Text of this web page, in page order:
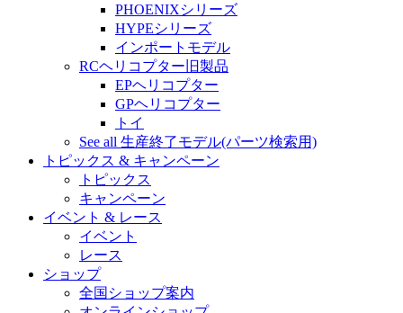
PHOENIXシリーズ
HYPEシリーズ
インポートモデル
RCヘリコプター旧製品
EPヘリコプター
GPヘリコプター
トイ
See all 生産終了モデル(パーツ検索用)
トピックス & キャンペーン
トピックス
キャンペーン
イベント & レース
イベント
レース
ショップ
全国ショップ案内